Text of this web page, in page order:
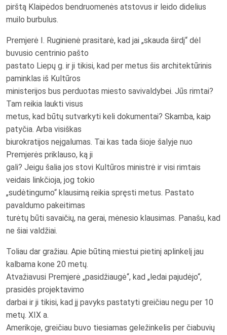
pirštą Klaipėdos bendruomenės atstovus ir leido didelius
muilo burbulus.
Premjerė I. Ruginienė prasitarė, kad jai „skauda širdį“ dėl
buvusio centrinio pašto
pastato Liepų g. ir ji tikisi, kad per metus šis architektūrinis
paminklas iš Kultūros
ministerijos bus perduotas miesto savivaldybei. Jūs rimtai?
Tam reikia laukti visus
metus, kad būtų sutvarkyti keli dokumentai? Skamba, kaip
patyčia. Arba visiškas
biurokratijos neįgalumas. Tai kas tada šioje šalyje nuo
Premjerės priklauso, ką ji
gali? Jeigu šalia jos stovi Kultūros ministrė ir visi rimtais
veidais linkčioja, jog tokio
„sudėtingumo“ klausimą reikia spręsti metus. Pastato
pavaldumo pakeitimas
turėtų būti savaičių, na gerai, mėnesio klausimas. Panašu, kad
ne šiai valdžiai.
Toliau dar gražiau. Apie būtiną miestui pietinį aplinkelį jau
kalbama kone 20 metų.
Atvažiavusi Premjerė „pasidžiaugė“, kad „ledai pajudėjo“,
prasidės projektavimo
darbai ir ji tikisi, kad jį pavyks pastatyti greičiau negu per 10
metų. XIX a.
Amerikoje, greičiau buvo tiesiamas geležinkelis per čiabuvių